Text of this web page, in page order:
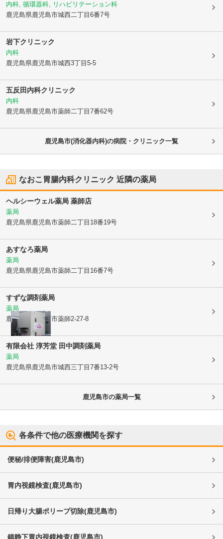
内科, 循環器科, リハビリテーション科
鹿児島県鹿児島市城西二丁目6番7号
岩下クリニック
内科
鹿児島県鹿児島市城西3丁目5-5
五反田内科クリニック
内科
鹿児島県鹿児島市薬師二丁目7番62号
鹿児島市(消化器内科)の病院・クリニック一覧
なおこ胃腸内科クリニック 近隣の薬局
ヘルシーウェル薬局 薬師店
薬局
鹿児島県鹿児島市薬師二丁目18番19号
あすなろ薬局
薬局
鹿児島県鹿児島市薬師二丁目16番7号
すずな調剤薬局
薬局
鹿児島県鹿児島市薬師2-27-8
有限会社 淳芳堂 田中調剤薬局
薬局
鹿児島県鹿児島市城西三丁目7番13-2号
鹿児島市の薬局一覧
各条件で他の医療機関を探す
便秘/排便障害(鹿児島市)
胃内視鏡検査(鹿児島市)
日帰り大腸ポリープ切除(鹿児島市)
鎮静下胃内視鏡検査(鹿児島市)